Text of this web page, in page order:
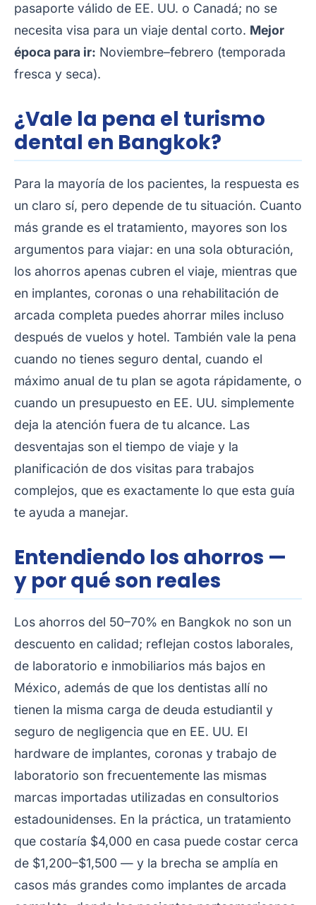
pasaporte válido de EE. UU. o Canadá; no se
necesita visa para un viaje dental corto. Mejor
época para ir: Noviembre–febrero (temporada
fresca y seca).
¿Vale la pena el turismo
dental en Bangkok?
Para la mayoría de los pacientes, la respuesta es
un claro sí, pero depende de tu situación. Cuanto
más grande es el tratamiento, mayores son los
argumentos para viajar: en una sola obturación,
los ahorros apenas cubren el viaje, mientras que
en implantes, coronas o una rehabilitación de
arcada completa puedes ahorrar miles incluso
después de vuelos y hotel. También vale la pena
cuando no tienes seguro dental, cuando el
máximo anual de tu plan se agota rápidamente, o
cuando un presupuesto en EE. UU. simplemente
deja la atención fuera de tu alcance. Las
desventajas son el tiempo de viaje y la
planificación de dos visitas para trabajos
complejos, que es exactamente lo que esta guía
te ayuda a manejar.
Entendiendo los ahorros —
y por qué son reales
Los ahorros del 50–70% en Bangkok no son un
descuento en calidad; reflejan costos laborales,
de laboratorio e inmobiliarios más bajos en
México, además de que los dentistas allí no
tienen la misma carga de deuda estudiantil y
seguro de negligencia que en EE. UU. El
hardware de implantes, coronas y trabajo de
laboratorio son frecuentemente las mismas
marcas importadas utilizadas en consultorios
estadounidenses. En la práctica, un tratamiento
que costaría $4,000 en casa puede costar cerca
de $1,200–$1,500 — y la brecha se amplía en
casos más grandes como implantes de arcada